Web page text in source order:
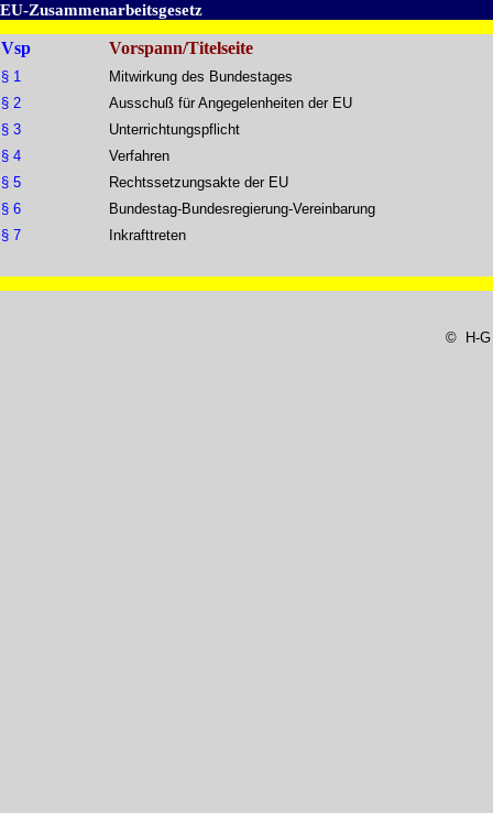
EU-Zusammenarbeitsgesetz
Vsp Vorspann/Titelseite
§ 1
§ 2
§ 3
§ 4
§ 5
§ 6
§ 7
Mitwirkung des Bundestages
Ausschuß für Angegelenheiten der EU
Unterrichtungspflicht
Verfahren
Rechtssetzungsakte der EU
Bundestag-Bundesregierung-Vereinbarung
Inkrafttreten
© H-G